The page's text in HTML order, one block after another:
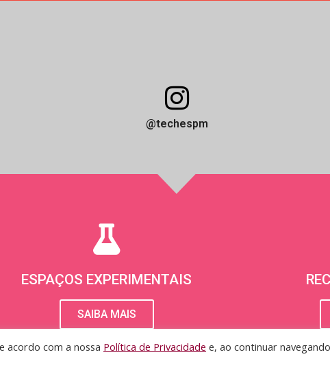
I
n
t
a
a
@techespm
ESPAÇOS EXPERIMENTAIS
SAIBA MAIS
acordo com a nossa Política de Privacidade e, ao continuar